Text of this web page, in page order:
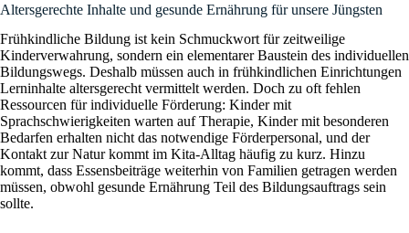
Altersgerechte Inhalte und gesunde Ernährung für unsere Jüngsten
Frühkindliche Bildung ist kein Schmuckwort für zeitweilige
Kinderverwahrung, sondern ein elementarer Baustein des individuellen
Bildungswegs. Deshalb müssen auch in frühkindlichen Einrichtungen
Lerninhalte altersgerecht vermittelt werden. Doch zu oft fehlen
Ressourcen für individuelle Förderung: Kinder mit
Sprachschwierigkeiten warten auf Therapie, Kinder mit besonderen
Bedarfen erhalten nicht das notwendige Förderpersonal, und der
Kontakt zur Natur kommt im Kita-Alltag häufig zu kurz. Hinzu
kommt, dass Essensbeiträge weiterhin von Familien getragen werden
müssen, obwohl gesunde Ernährung Teil des Bildungsauftrags sein
sollte.